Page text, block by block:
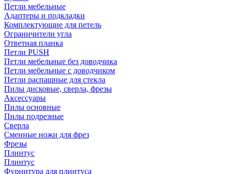
Петли мебельные
Адаптеры и подкладки
Комплектующие для петель
Ограничители угла
Ответная планка
Петли PUSH
Петли мебельные без доводчика
Петли мебельные с доводчиком
Петли распашные для стекла
Пилы дисковые, сверла, фрезы
Аксессуары
Пилы основные
Пилы подрезные
Сверла
Сменные ножи для фрез
Фрезы
Плинтус
Плинтус
Фурнитура для плинтуса